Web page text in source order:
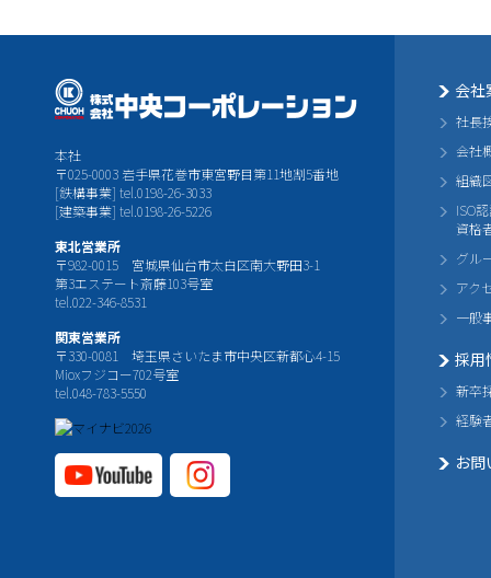
本社
〒025-0003 岩手県花巻市東宮野目第11地割5番地
[鉄構事業] tel.0198-26-3033
[建築事業] tel.0198-26-5226
東北営業所
〒982-0015 宮城県仙台市太白区南大野田3-1
第3エステート斎藤103号室
tel.022-346-8531
関東営業所
〒330-0081 埼玉県さいたま市中央区新都心4-15
Mioxフジコー702号室
tel.048-783-5550
会社
社長
会社
組織
ISO
資格
グル
アク
一般
採用
新卒
経験
お